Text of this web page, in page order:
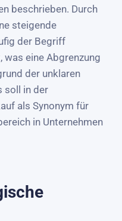
beschrieben. Durch
steigende
der Begriff
eine Abgrenzung
der unklaren
soll in der
als Synonym für
in Unternehmen